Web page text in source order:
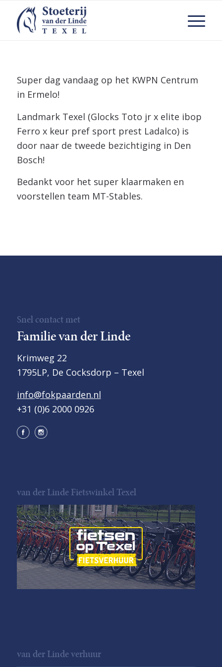
Super dag vandaag op het KWPN Centrum
in Ermelo!
Landmark Texel (Glocks Toto jr x elite ibop
Ferro x keur pref sport prest Ladalco) is
door naar de tweede bezichtiging in Den
Bosch!
Bedankt voor het super klaarmaken en
voorstellen team MT-Stables.
Snel contact met
Familie van der Linde
Krimweg 22
1795LP, De Cocksdorp – Texel
info@fokpaarden.nl
+31 (0)6 2000 0926
van der Linde Fietswinkel Texel
van der Linde verhuur